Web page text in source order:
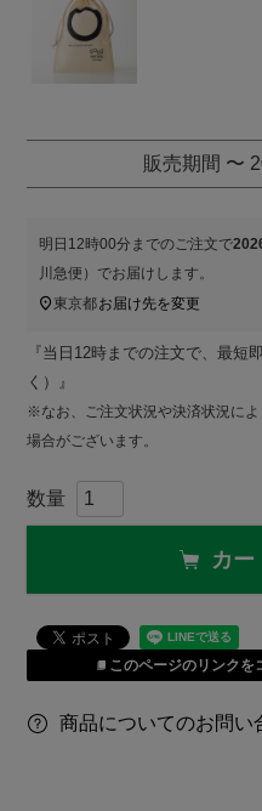
販売期間 〜
明日 12時00分 までのご注文で
川急便） でお届けします。
東京都お届け先を変更
『当日12時までの注文で、最短
く）』
※なお、ご注文状況や決済状況に
場合がございます。
カー
このページのリンクを
商品についてのお問い